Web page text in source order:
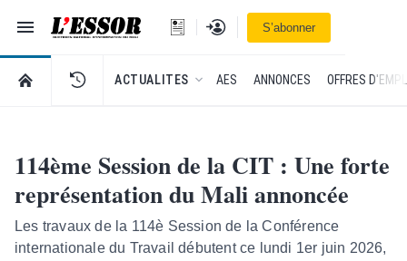
Navigation
L'Essor - retour à la une
Se connecterS’abonner
RETOUR À LA PAGE D’ACCUEIL DE L'ESSOR
ACTUALITES AES ANNONCES OFFRES
114ème Session de la CIT : Une forte
représentation du Mali annoncée
Les travaux de la 114è Session de la Conférence
internationale du Travail débutent ce lundi 1er juin 2026,